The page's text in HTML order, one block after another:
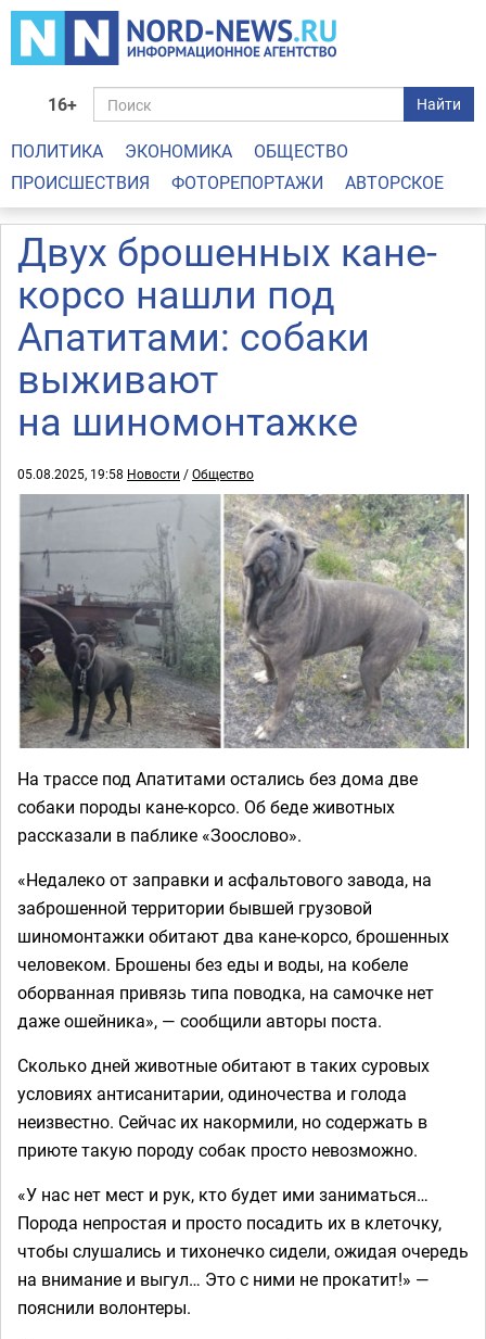
16+ Найти
ПОЛИТИКА ЭКОНОМИКА
ОБЩЕСТВО
ПРОИСШЕСТВИЯ
ФОТОРЕПОРТАЖИ АВТОРСКОЕ
Двух брошенных кане-
корсо нашли под
Апатитами: собаки
выживают
на шиномонтажке
05.08.2025, 19:58 Новости /Общество
На трассе под Апатитами остались без дома две
собаки породы кане-корсо. Об беде животных
рассказали в паблике «Зоослово».
«Недалеко от заправки и асфальтового завода, на
заброшенной территории бывшей грузовой
шиномонтажки обитают два кане-корсо, брошенных
человеком. Брошены без еды и воды, на кобеле
оборванная привязь типа поводка, на самочке нет
даже ошейника», — сообщили авторы поста.
Сколько дней животные обитают в таких суровых
условиях антисанитарии, одиночества и голода
неизвестно. Сейчас их накормили, но содержать в
приюте такую породу собак просто невозможно.
«У нас нет мест и рук, кто будет ими заниматься…
Порода непростая и просто посадить их в клеточку,
чтобы слушались и тихонечко сидели, ожидая очередь
на внимание и выгул… Это с ними не прокатит!» —
пояснили волонтеры.